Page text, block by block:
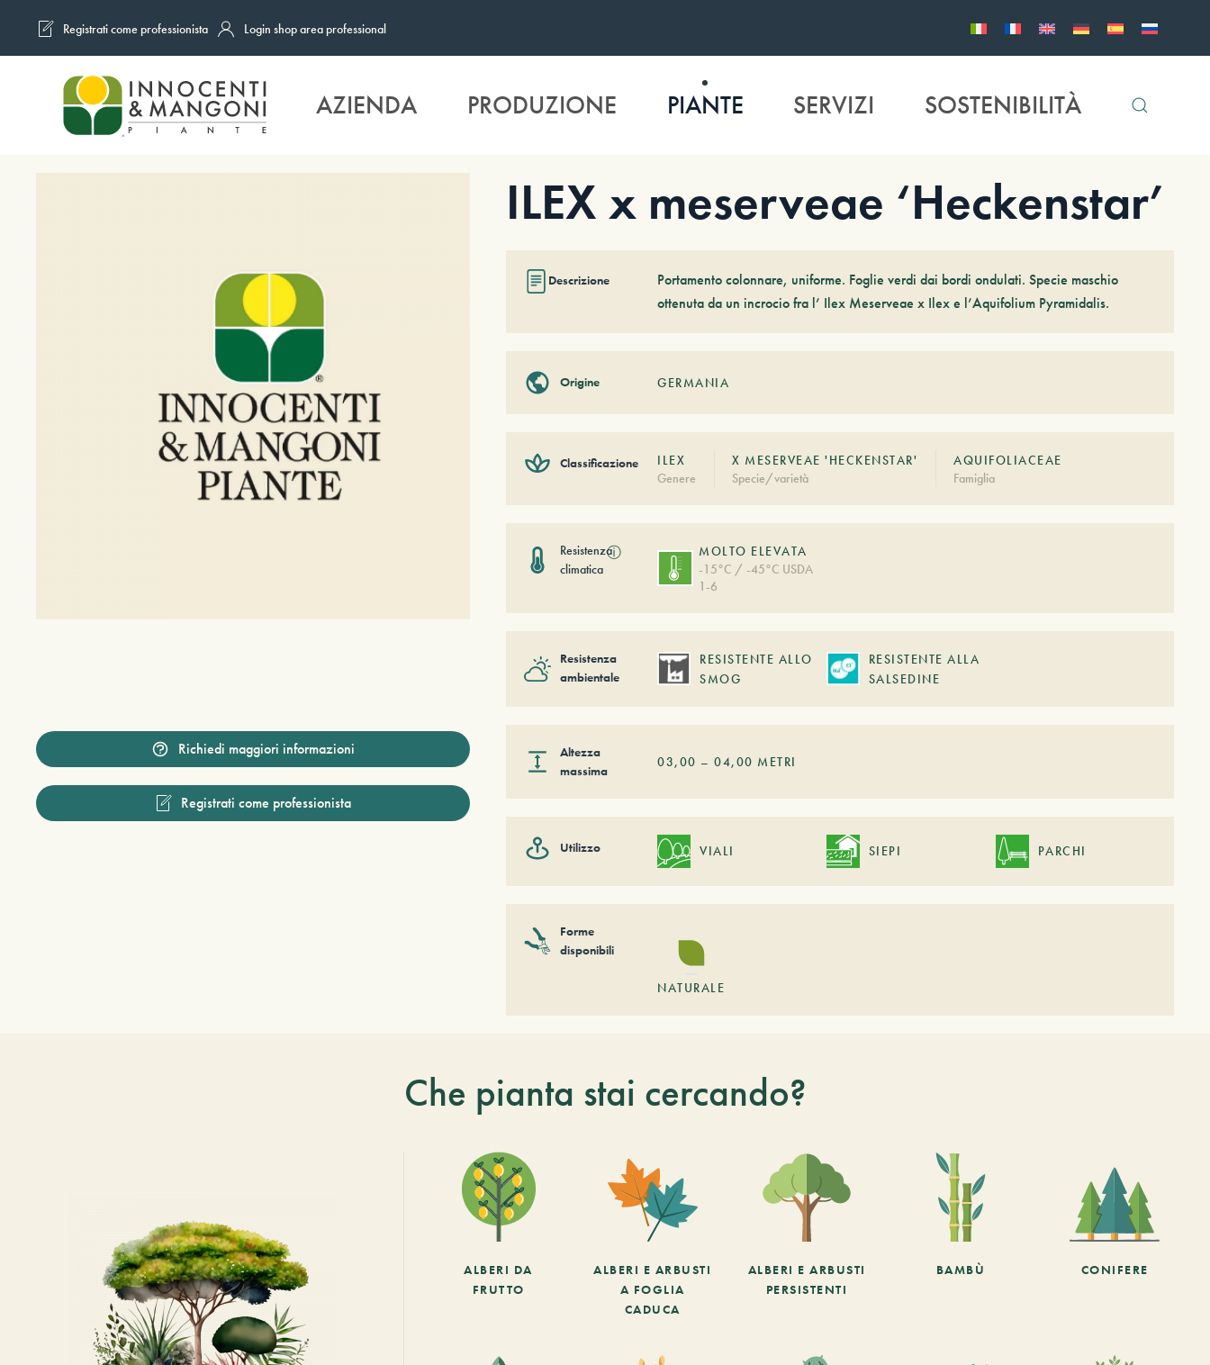
Skip to main content
Registrati come professionista Login shop area professional
AZIENDA PRODUZIONE PIANTE SERVIZI SOSTENIBILITÀ
Richiedi maggiori informazioni
Registrati come professionista
ILEX x meserveae ‘Heckenstar’
Descrizione
Portamento colonnare, uniforme. Foglie verdi dai bordi ondulati. Specie maschio
ottenuta da un incrocio fra l’ Ilex Meserveae x Ilex e l’Aquifolium Pyramidalis.
Origine GERMANIA
Classificazione
ILEX
Genere
X MESERVEAE 'HECKENSTAR'
Specie/varietà
AQUIFOLIACEAE
Famiglia
Resistenza
climatica
ⓘ
MOLTO ELEVATA
-15°C / -45°C USDA
1-6
Resistenza
ambientale
RESISTENTE ALLO
SMOG
RESISTENTE ALLA
SALSEDINE
Altezza
massima
03,00 –04,00 METRI
Utilizzo VIALI SIEPI PARCHI
Forme
disponibili
NATURALE
Che pianta stai cercando?
ALBERI DA
FRUTTO
ALBERI E ARBUSTI
A FOGLIA
CADUCA
ALBERI E ARBUSTI
PERSISTENTI
BAMBÙ CONIFERE